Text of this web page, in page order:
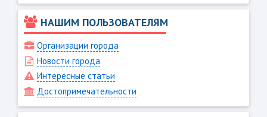
НАШИМ ПОЛЬЗОВАТЕЛЯМ
Организации города
Новости города
Интересные статьи
Достопримечательности